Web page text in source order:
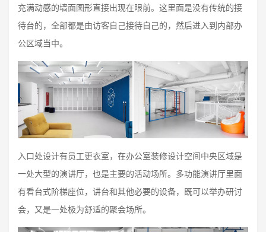
充满动感的墙面图形直接出现在眼前。这里面是没有传统的接
待台的，全部都是由访客自己接待自己的，然后进入到内部办
公区域当中。
入口处设计有员工更衣室，在办公室装修设计空间中央区域是
一处大型的演讲厅，也是主要的活动场所。多功能演讲厅里面
有看台式阶梯座位，讲台和其他必要的设备，既可以举办研讨
会，又是一处极为舒适的聚会场所。